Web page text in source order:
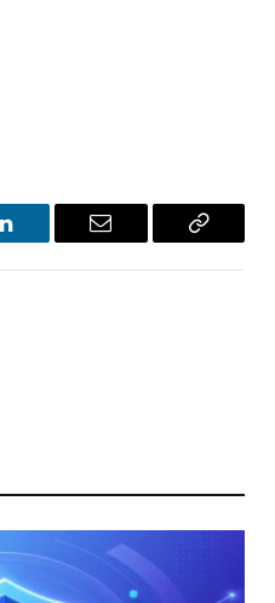
LinkedIn Email
Copy